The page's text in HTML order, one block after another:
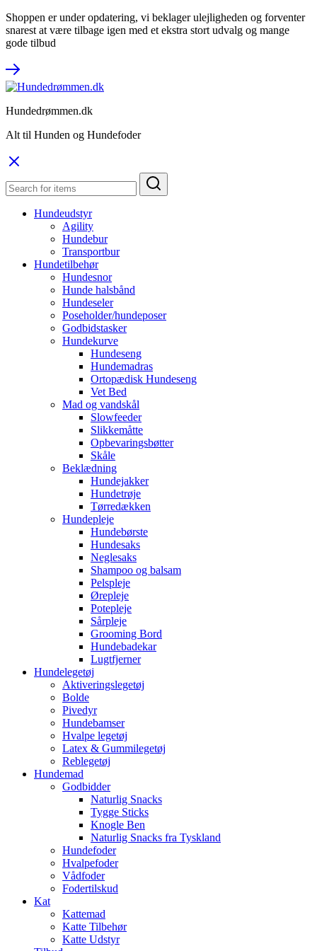
Shoppen er under opdatering, vi beklager ulejligheden og forventer
snarest at være tilbage igen med et ekstra stort udvalg og mange
gode tilbud
Hundedrømmen.dk
Alt til Hunden og Hundefoder
Hundeudstyr
Agility
Hundebur
Transportbur
Hundetilbehør
Hundesnor
Hunde halsbånd
Hundeseler
Poseholder/hundeposer
Godbidstasker
Hundekurve
Hundeseng
Hundemadras
Ortopædisk Hundeseng
Vet Bed
Mad og vandskål
Slowfeeder
Slikkemåtte
Opbevaringsbøtter
Skåle
Beklædning
Hundejakker
Hundetrøje
Tørredækken
Hundepleje
Hundebørste
Hundesaks
Neglesaks
Shampoo og balsam
Pelspleje
Ørepleje
Potepleje
Sårpleje
Grooming Bord
Hundebadekar
Lugtfjerner
Hundelegetøj
Aktiveringslegetøj
Bolde
Pivedyr
Hundebamser
Hvalpe legetøj
Latex & Gummilegetøj
Reblegetøj
Hundemad
Godbidder
Naturlig Snacks
Tygge Sticks
Knogle Ben
Naturlig Snacks fra Tyskland
Hundefoder
Hvalpefoder
Vådfoder
Fodertilskud
Kat
Kattemad
Katte Tilbehør
Katte Udstyr